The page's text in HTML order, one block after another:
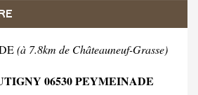
(à 7.8km de Châteauneuf-Grasse)
06530 PEYMEINADE